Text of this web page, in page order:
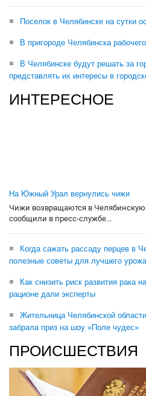
Поселок в Челябинске на сутки
В пригороде Челябинска
В Челябинске будут решать за
представлять их интересы в
ИНТЕРЕСНОЕ
На Южный Урал вернулись чижи
Чижи возвращаются в Челябинскую
сообщили в пресс-службе...
Когда сажать рассаду перцев в
полезные советы для лучшего
Как снизить риск развития рака
рационе дали эксперты
Жительница Челябинской
забрала приз на шоу «Поле чудес»
ПРОИСШЕСТВИЯ